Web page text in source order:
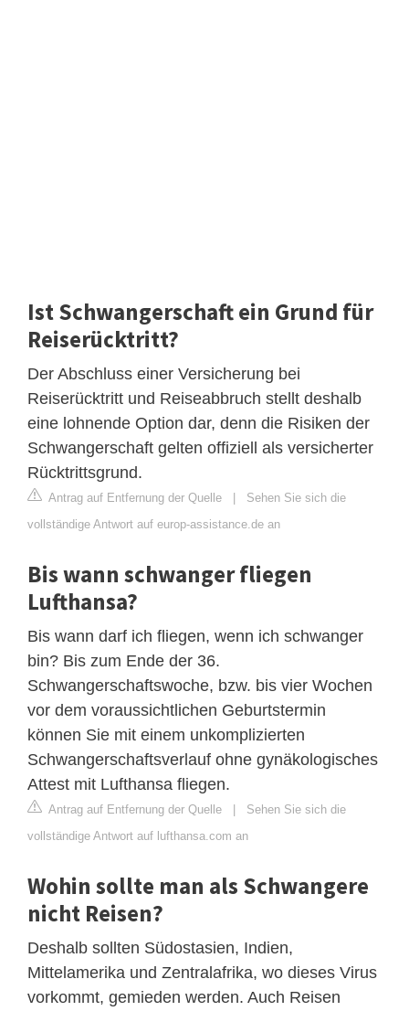
Ist Schwangerschaft ein Grund für
Reiserücktritt?
Der Abschluss einer Versicherung bei
Reiserücktritt und Reiseabbruch stellt deshalb
eine lohnende Option dar, denn die Risiken der
Schwangerschaft gelten offiziell als versicherter
Rücktrittsgrund.
Antrag auf Entfernung der Quelle | Sehen Sie sich die
vollständige Antwort auf europ-assistance.de an
Bis wann schwanger fliegen
Lufthansa?
Bis wann darf ich fliegen, wenn ich schwanger
bin? Bis zum Ende der 36.
Schwangerschaftswoche, bzw. bis vier Wochen
vor dem voraussichtlichen Geburtstermin
können Sie mit einem unkomplizierten
Schwangerschaftsverlauf ohne gynäkologisches
Attest mit Lufthansa fliegen.
Antrag auf Entfernung der Quelle | Sehen Sie sich die
vollständige Antwort auf lufthansa.com an
Wohin sollte man als Schwangere
nicht Reisen?
Deshalb sollten Südostasien, Indien,
Mittelamerika und Zentralafrika, wo dieses Virus
vorkommt, gemieden werden. Auch Reisen